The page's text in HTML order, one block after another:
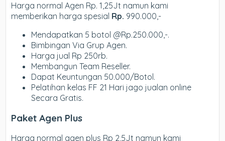
Harga normal Agen Rp. 1,25Jt namun kami
memberikan harga spesial Rp. 990.000,-
Mendapatkan 5 botol @Rp.250.000,-.
Bimbingan Via Grup Agen.
Harga jual Rp 250rb.
Membangun Team Reseller.
Dapat Keuntungan 50.000/Botol.
Pelatihan kelas FF 21 Hari jago jualan online
Secara Gratis.
Paket Agen Plus
Harga normal agen plus Rp 2,5Jt namun kami